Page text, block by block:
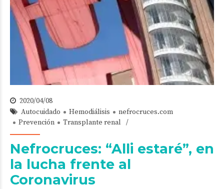
2020/04/08
Autocuidado
Hemodiálisis
nefrocruces.com
Prevención
Transplante renal
Nefrocruces: “Alli estaré”, en
la lucha frente al
Coronavirus